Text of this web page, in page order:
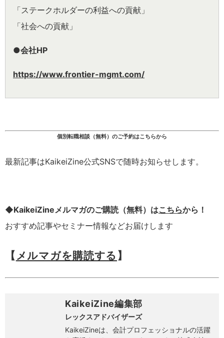
「ステークホルダーの利益への貢献」
「社会への貢献」
●会社HP
https://www.frontier-mgmt.com/
個別転職相談（無料）のご予約はこちらから
最新記事はKaikeiZine公式SNSで随時お知らせします。
◆KaikeiZineメルマガのご購読（無料）はこちらから！
おすすめ記事やセミナー情報などお届けします
【メルマガを購読する 】
KaikeiZine編集部
レックスアドバイザーズ
KaikeiZineは、会計プロフェッショナルの活躍